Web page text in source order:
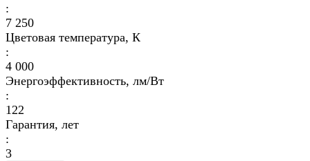
:
7 250
Цветовая температура, К
:
4 000
Энергоэффективность, лм/Вт
:
122
Гарантия, лет
:
3